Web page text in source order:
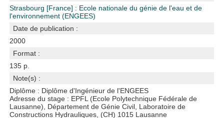
Strasbourg [France] : Ecole nationale du génie de l'eau et de
l'environnement (ENGEES)
Date de publication :
2000
Format :
135 p.
Note(s) :
Diplôme : Diplôme d'Ingénieur de l'ENGEES
Adresse du stage : EPFL (Ecole Polytechnique Fédérale de
Lausanne), Département de Génie Civil, Laboratoire de
Constructions Hydrauliques, (CH) 1015 Lausanne